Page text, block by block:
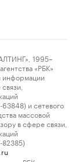
1995–
«РБК»
информации
и сетевого
массовой
в сфере связи,